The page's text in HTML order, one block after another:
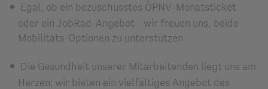
Egal, ob ein bezuschusstes ÖPNV-Monatsticket
oder ein JobRad-Angebot - wir freuen uns, beide
Mobilitäts-Optionen zu unterstützen
Die Gesundheit unserer Mitarbeitenden liegt uns am
Herzen: wir bieten ein vielfältiges Angebot des